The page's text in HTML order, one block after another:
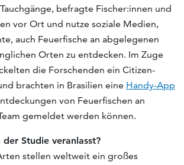
befragte Fischer:innen und
vor Ort und nutze soziale Medien,
auch Feuerfische an abgelegenen
Orten zu entdecken. Im Zuge
die Forschenden ein Citizen-
brachten in Brasilien eine Handy-App
von Feuerfischen an
gemeldet werden können.
der Studie veranlasst?
stellen weltweit ein großes